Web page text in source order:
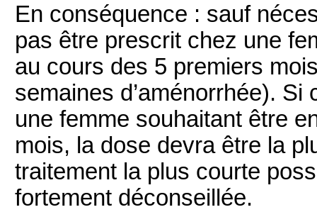
En conséquence : sauf
pas être prescrit chez une
au cours des 5 premiers
semaines d’aménorrhée).
une femme souhaitant être
mois, la dose devra être la
traitement la plus courte
fortement déconseillée.